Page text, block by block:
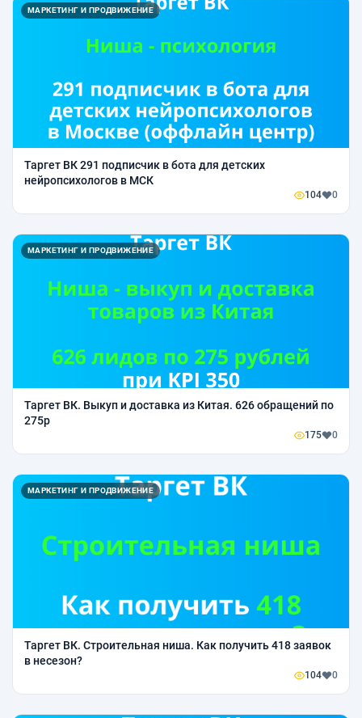
МАРКЕТИНГ И ПРОДВИЖЕНИЕ
Таргет ВК 291 подписчик в бота для детских
нейропсихологов в МСК
104 0
МАРКЕТИНГ И ПРОДВИЖЕНИЕ
Таргет ВК. Выкуп и доставка из Китая. 626 обращений по
275р
175 0
МАРКЕТИНГ И ПРОДВИЖЕНИЕ
Таргет ВК. Строительная ниша. Как получить 418 заявок
в несезон?
104 0